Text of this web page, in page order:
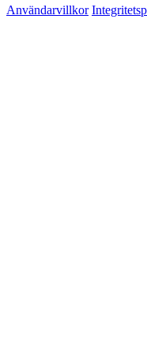
Användarvillkor